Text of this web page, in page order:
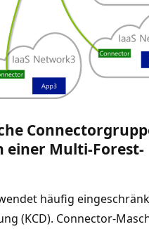
einer Multi-Forest-
häufig
(KCD). Connector-